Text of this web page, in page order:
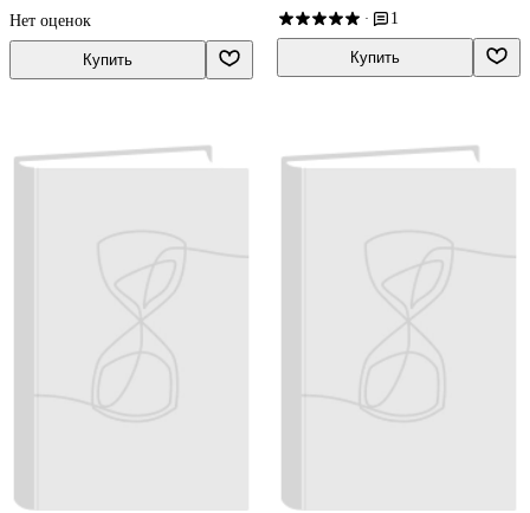
Нет оценок
Купить
· 1
Купить